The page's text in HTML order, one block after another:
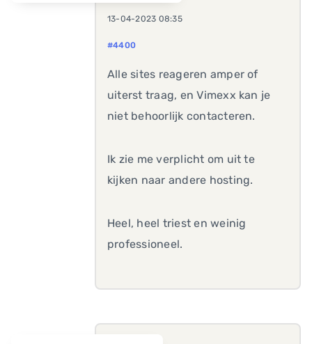
13-04-2023 08:35
#4400
Alle sites reageren amper of
uiterst traag, en Vimexx kan je
niet behoorlijk contacteren.
Ik zie me verplicht om uit te
kijken naar andere hosting.
Heel, heel triest en weinig
professioneel.